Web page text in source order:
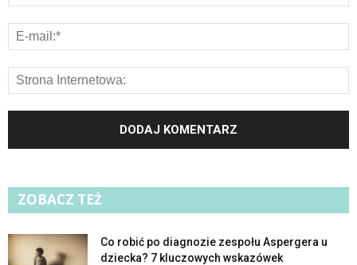
ZOBACZ TEŻ
Co robić po diagnozie zespołu Aspergera u
dziecka? 7 kluczowych wskazówek